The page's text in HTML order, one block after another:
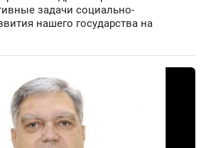
задачи социально-
нашего государства на